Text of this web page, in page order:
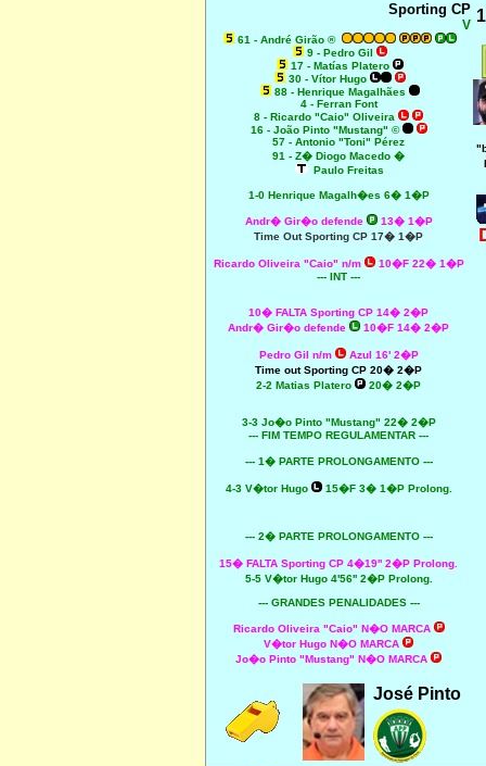
Sporting CP
V
61 - André Girão ®
9 - Pedro Gil
17 - Matías Platero
30 - Vítor Hugo
88 - Henrique Magalhães
4 - Ferran Font
8 - Ricardo "Caio" Oliveira
16 - João Pinto "Mustang" ©
57 - Antonio "Toni" Pérez
91 - Z� Diogo Macedo �
Paulo Freitas
1-0 Henrique Magalh�es 6� 1�P
Andr� Gir�o defende
13� 1�P
Time Out Sporting CP 17� 1�P
Ricardo Oliveira "Caio" n/m
10�F 22� 1�P
--- INT ---
10� FALTA Sporting CP 14� 2�P
Andr� Gir�o defende
10�F 14� 2�P
Pedro Gil n/m Azul 16' 2�P
Time out Sporting CP 20� 2�P
2-2 Matias Platero
20� 2�P
3-3 Jo�o Pinto "Mustang" 22� 2�P
--- FIM TEMPO REGULAMENTAR ---
--- 1� PARTE PROLONGAMENTO ---
4-3 V�tor Hugo 15�F 3� 1�P Prolong.
--- 2� PARTE PROLONGAMENTO ---
15� FALTA Sporting CP 4�19'' 2�P Prolong.
5-5 V�tor Hugo 4'56'' 2�P Prolong.
--- GRANDES PENALIDADES ---
Ricardo Oliveira "Caio" N�O MARCA
V�tor Hugo N�O MARCA
Jo�o Pinto "Mustang" N�O MARCA
José Pinto